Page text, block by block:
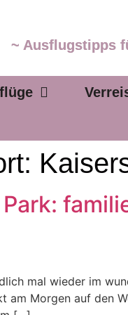
~ Ausflugstipps
mal wieder im
am Morgen auf den